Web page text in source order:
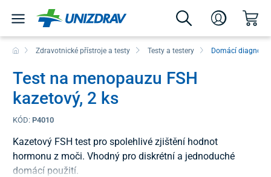
Zdravotnické přístroje a testy Testy a testery Domácí
Test na menopauzu FSH
kazetový, 2 ks
KÓD: P4010
Kazetový FSH test pro spolehlivé zjištění hodnot
hormonu z moči. Vhodný pro diskrétní a jednoduché
domácí použití.